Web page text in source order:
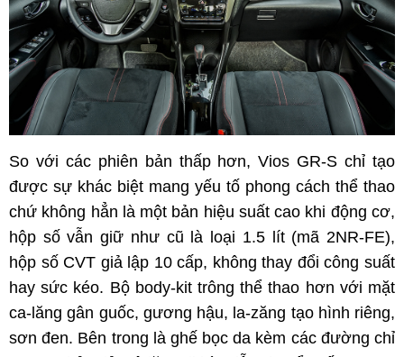
So với các phiên bản thấp hơn, Vios GR-S chỉ tạo
được sự khác biệt mang yếu tố phong cách thể thao
chứ không hẳn là một bản hiệu suất cao khi động cơ,
hộp số vẫn giữ như cũ là loại 1.5 lít (mã 2NR-FE),
hộp số CVT giả lập 10 cấp, không thay đổi công suất
hay sức kéo. Bộ body-kit trông thể thao hơn với mặt
ca-lăng gân guốc, gương hậu, la-zăng tạo hình riêng,
sơn đen. Bên trong là ghế bọc da kèm các đường chỉ